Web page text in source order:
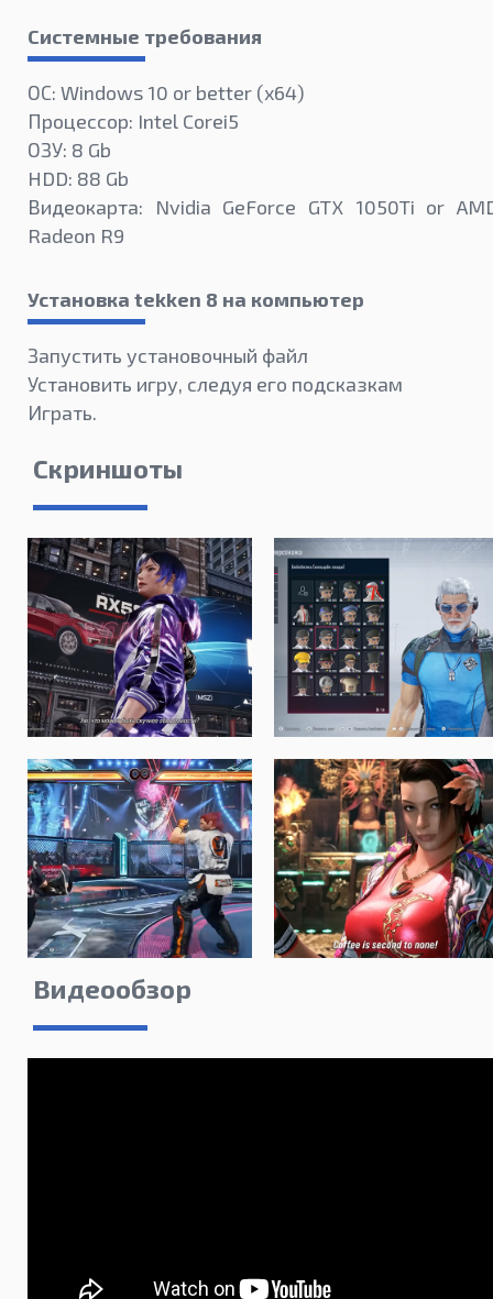
Системные требования
ОС: Windows 10 or better (х64)
Процессор: Intel Corei5
ОЗУ: 8 Gb
HDD: 88 Gb
Видеокарта: Nvidia GeForce GTX 1050Ti or
Radeon R9
Установка tekken 8 на компьютер
Запустить установочный файл
Установить игру, следуя его подсказкам
Играть.
Скриншоты
Видеообзор